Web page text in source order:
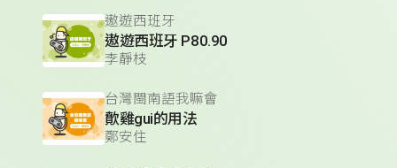
遨遊西班牙
遨遊西班牙 P80.90
李靜枝
台灣閩南語我嘛會
歕雞gui的用法
鄭安住